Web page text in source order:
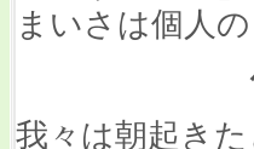
まいさは個人
我々は朝起き